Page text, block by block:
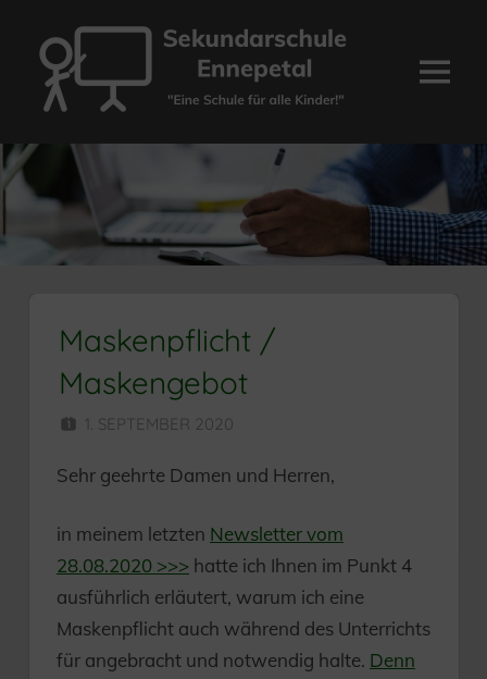
Inhalt
springen
Sekundarschule
Ennepetal
Menü
Maskenpflicht /
Maskengebot
1. SEPTEMBER 2020
Sehr geehrte Damen und Herren,
in meinem letzten Newsletter vom
28.08.2020 >>> hatte ich Ihnen im Punkt 4
ausführlich erläutert, warum ich eine
Maskenpflicht auch während des Unterrichts
für angebracht und notwendig halte. Denn